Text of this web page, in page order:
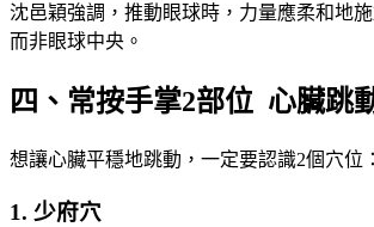
沈邑穎強調，推動眼球時，力量應柔和地
而非眼球中央。
四、常按手掌2部位 心臟跳
想讓心臟平穩地跳動，一定要認識2個穴位：
1. 少府穴